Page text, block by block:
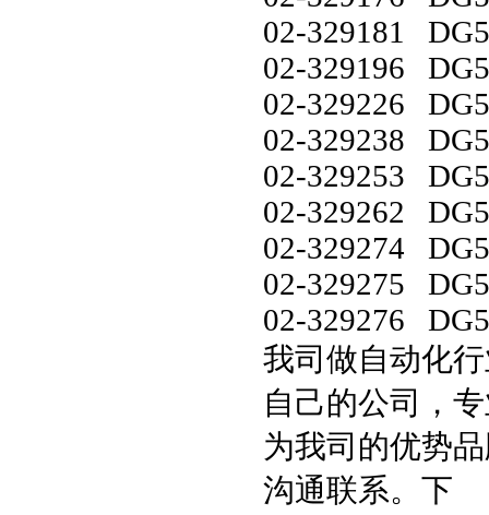
02-329181
02-329196
02-329226
02-329238
02-329253
02-329262
02-329274
02-329275
02-329276
我司做自动化
自己的公司，
为我司的优势
沟通联系。下